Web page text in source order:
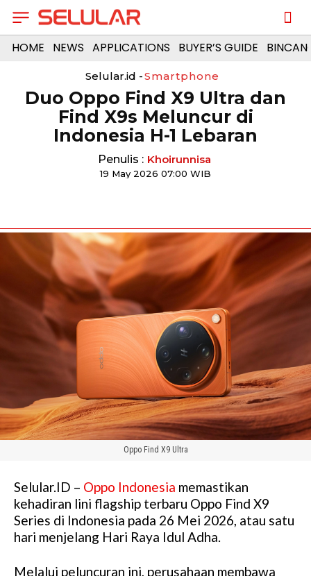
HOME NEWS APPLICATIONS BUYER’S GUIDE
Selular.id -Smartphone
Duo Oppo Find X9 Ultra dan
Find X9s Meluncur di
Indonesia H-1 Lebaran
Penulis : Khoirunnisa
19 May 2026 07:00 WIB
Oppo Find X9 Ultra
Selular.ID – Oppo Indonesia memastikan
kehadiran lini flagship terbaru Oppo Find X9
Series di Indonesia pada 26 Mei 2026, atau satu
hari menjelang Hari Raya Idul Adha.
Melalui peluncuran ini, perusahaan membawa